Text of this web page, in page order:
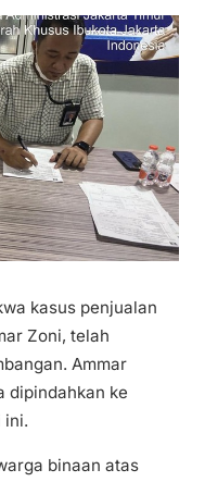
kasus penjualan
Zoni, telah
Ammar
dipindahkan ke
ini.
binaan atas